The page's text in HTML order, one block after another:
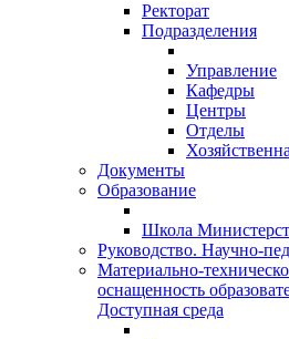
Ректорат
Подразделения
Управление
Кафедры
Центры
Отделы
Документы
Образование
Школа
Руководство. Научно-
Материально-
оснащенность
Доступная среда